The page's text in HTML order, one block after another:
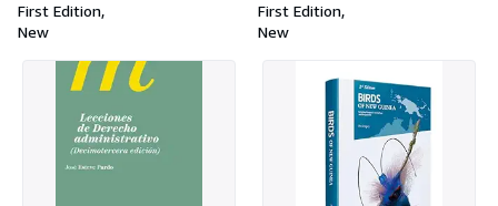
First Edition
New
EDICION
First Edition
New